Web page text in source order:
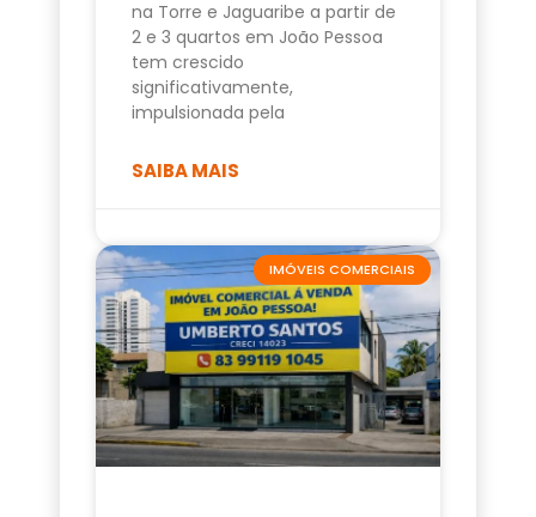
na Torre e Jaguaribe a partir de
2 e 3 quartos em João Pessoa
tem crescido
significativamente,
impulsionada pela
SAIBA MAIS
IMÓVEIS COMERCIAIS